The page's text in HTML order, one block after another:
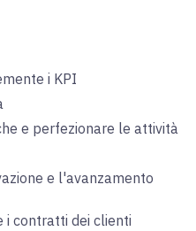
i KPI
e perfezionare le attività
e l'avanzamento
i contratti dei clienti